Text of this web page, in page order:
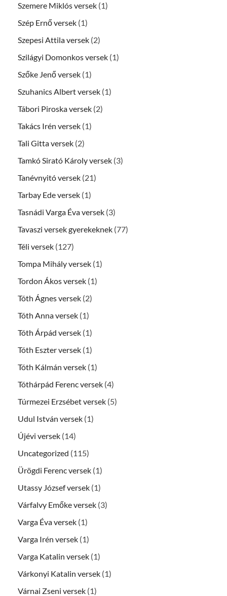
Szemere Miklós versek (1)
Szép Ernő versek (1)
Szepesi Attila versek (2)
Szilágyi Domonkos versek (1)
Szőke Jenő versek (1)
Szuhanics Albert versek (1)
Tábori Piroska versek (2)
Takács Irén versek (1)
Tali Gitta versek (2)
Tamkó Sirató Károly versek (3)
Tanévnyitó versek (21)
Tarbay Ede versek (1)
Tasnádi Varga Éva versek (3)
Tavaszi versek gyerekeknek (77)
Téli versek (127)
Tompa Mihály versek (1)
Tordon Ákos versek (1)
Tóth Ágnes versek (2)
Tóth Anna versek (1)
Tóth Árpád versek (1)
Tóth Eszter versek (1)
Tóth Kálmán versek (1)
Tóthárpád Ferenc versek (4)
Túrmezei Erzsébet versek (5)
Udul István versek (1)
Újévi versek (14)
Uncategorized (115)
Ürögdi Ferenc versek (1)
Utassy József versek (1)
Várfalvy Emőke versek (3)
Varga Éva versek (1)
Varga Irén versek (1)
Varga Katalin versek (1)
Várkonyi Katalin versek (1)
Várnai Zseni versek (1)